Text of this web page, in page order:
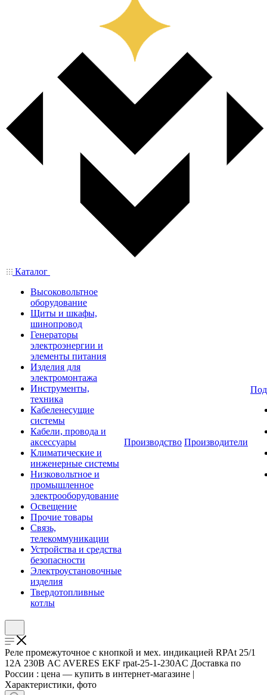
Каталог
Высоковольтное
оборудование
Щиты и шкафы,
шинопровод
Генераторы
электроэнергии и
элементы питания
Изделия для
электромонтажа
Инструменты,
техника
Кабеленесущие
системы
Кабели, провода и
аксессуары
Климатические и
инженерные системы
Низковольтное и
промышленное
электрооборудование
Освещение
Прочие товары
Связь,
телекоммуникации
Устройства и средства
безопасности
Электроустановочные
изделия
Твердотопливные
котлы
Производство Производители
Реле промежуточное с кнопкой и мех. индикацией RPAt 25/1
12А 230В AC AVERES EKF rpat-25-1-230AC Доставка по
России : цена — купить в интернет-магазине |
Характеристики, фото